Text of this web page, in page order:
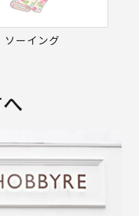
ソーイング